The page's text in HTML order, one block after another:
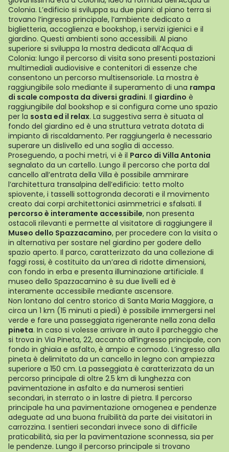
Colonia. L’edificio si sviluppa su due piani: al piano terra si
trovano l’ingresso principale, l’ambiente dedicato a
biglietteria, accoglienza e bookshop, i servizi igienici e il
giardino. Questi ambienti sono accessibili. Al piano
superiore si sviluppa la mostra dedicata all’Acqua di
Colonia: lungo il percorso di visita sono presenti postazioni
multimediali audiovisive e contenitori di essenze che
consentono un percorso multisensoriale. La mostra è
raggiungibile solo mediante il superamento di una rampa
di scale composta da diversi gradini. Il giardino è
raggiungibile dal bookshop e si configura come uno spazio
per la sosta ed il relax. La suggestiva serra è situata al
fondo del giardino ed è una struttura vetrata dotata di
impianto di riscaldamento. Per raggiungerla è necessario
superare un dislivello ed una soglia di accesso.
Proseguendo, a pochi metri, vi è il Parco di Villa Antonia
segnalato da un cartello. Lungo il percorso che porta dal
cancello all’entrata della Villa è possibile ammirare
l’architettura transalpina dell’edificio: tetto molto
spiovente, i tasselli sottogronda decorati e il movimento
creato dai corpi architettonici asimmetrici e sfalsati. Il
percorso è interamente accessibile, non presenta
ostacoli rilevanti e permette al visitatore di raggiungere il
Museo dello Spazzacamino, per procedere con la visita o
in alternativa per sostare nel giardino per godere dello
spazio aperto. Il parco, caratterizzato da una collezione di
faggi rossi, è costituito da un’area di ridotte dimensioni,
con fondo in erba e presenta illuminazione artificiale. Il
museo dello Spazzacamino è su due livelli ed è
interamente accessibile mediante ascensore.
Non lontano dal centro storico di Santa Maria Maggiore, a
circa un 1 km (15 minuti a piedi) è possibile immergersi nel
verde e fare una passeggiata rigenerante nella zona della
pineta. In caso si volesse arrivare in auto il parcheggio che
si trova in Via Pineta, 22, accanto all’ingresso principale, con
fondo in ghiaia e asfalto, è ampio e comodo. L’ingresso alla
pineta è delimitato da un cancello in legno con ampiezza
superiore a 150 cm. La passeggiata è caratterizzata da un
percorso principale di oltre 2.5 km di lunghezza con
pavimentazione in asfalto e da numerosi sentieri
secondari, in sterrato o in lastre di pietra. Il percorso
principale ha una pavimentazione omogenea e pendenze
adeguate ad una buona fruibilità da parte dei visitatori in
carrozzina. I sentieri secondari invece sono di difficile
praticabilità, sia per la pavimentazione sconnessa, sia per
le pendenze. Lungo il percorso principale si trovano